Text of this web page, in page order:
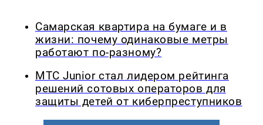
Самарская квартира на бумаге и в
жизни: почему одинаковые метры
работают по-разному?
МТС Junior стал лидером рейтинга
решений сотовых операторов для
защиты детей от киберпреступников